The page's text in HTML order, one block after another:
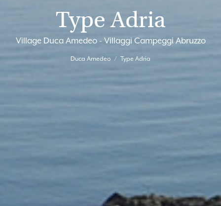
Type Adria
Village Duca Amedeo - Villaggi Campeggi Abruzzo
Duca Amedeo Type Adria